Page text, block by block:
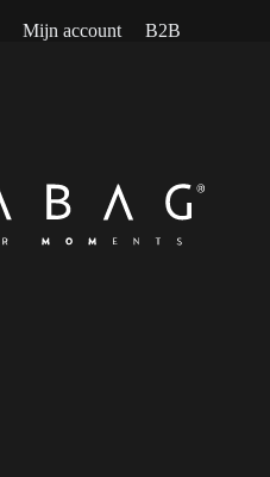
Mijn account B2B